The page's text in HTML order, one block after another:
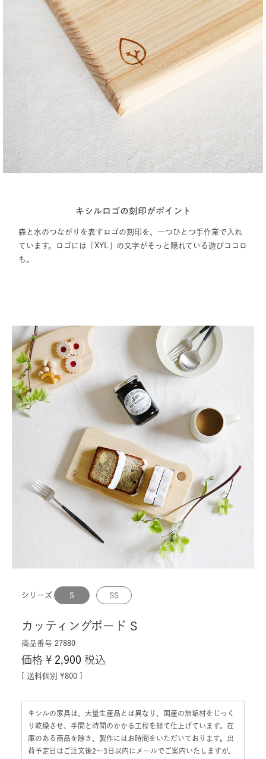
キシルロゴの刻印がポイント
森と水のつながりを表すロゴの刻印を、一つひとつ手作業で入れ
ています。ロゴには「XYL」の文字がそっと隠れている遊びココロ
も。
シリーズ S SS
カッティングボード S
商品番号 27880
価格 ¥ 2,900 税込
送料個別 ¥800
キシルの家具は、大量生産品とは異なり、国産の無垢材をじっく
り乾燥させ、手間と時間のかかる工程を経て仕上げています。在
庫のある商品を除き、製作にはお時間をいただいております。出
荷予定日はご注文後2〜3日以内にメールでご案内いたしますが、